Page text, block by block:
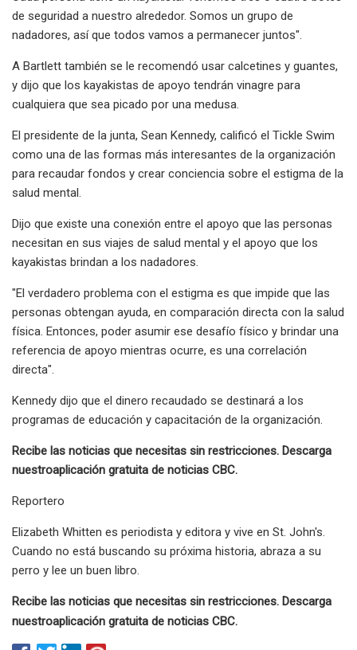
de seguridad a nuestro alrededor. Somos un grupo de
nadadores, así que todos vamos a permanecer juntos".
A Bartlett también se le recomendó usar calcetines y guantes,
y dijo que los kayakistas de apoyo tendrán vinagre para
cualquiera que sea picado por una medusa.
El presidente de la junta, Sean Kennedy, calificó el Tickle Swim
como una de las formas más interesantes de la organización
para recaudar fondos y crear conciencia sobre el estigma de la
salud mental.
Dijo que existe una conexión entre el apoyo que las personas
necesitan en sus viajes de salud mental y el apoyo que los
kayakistas brindan a los nadadores.
"El verdadero problema con el estigma es que impide que las
personas obtengan ayuda, en comparación directa con la salud
física. Entonces, poder asumir ese desafío físico y brindar una
referencia de apoyo mientras ocurre, es una correlación
directa".
Kennedy dijo que el dinero recaudado se destinará a los
programas de educación y capacitación de la organización.
Recibe las noticias que necesitas sin restricciones. Descarga
nuestroaplicación gratuita de noticias CBC.
Reportero
Elizabeth Whitten es periodista y editora y vive en St. John's.
Cuando no está buscando su próxima historia, abraza a su
perro y lee un buen libro.
Recibe las noticias que necesitas sin restricciones. Descarga
nuestroaplicación gratuita de noticias CBC.